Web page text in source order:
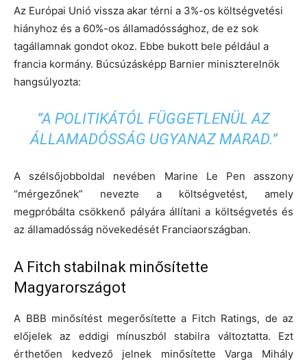
Az Európai Unió vissza akar térni a 3%-os költségvetési
hiányhoz és a 60%-os államadóssághoz, de ez sok
tagállamnak gondot okoz. Ebbe bukott bele például a
francia kormány. Búcsúzásképp Barnier miniszterelnök
hangsúlyozta:
”A POLITIKÁTÓL FÜGGETLENÜL AZ
ÁLLAMADÓSSÁG UGYANAZ MARAD.”
A szélsőjobboldal nevében Marine Le Pen asszony
“mérgezőnek” nevezte a költségvetést, amely
megpróbálta csökkenő pályára állítani a költségvetés és
az államadósság növekedését Franciaországban.
A Fitch stabilnak minősítette
Magyarországot
A BBB minősítést megerősítette a Fitch Ratings, de az
előjelek az eddigi mínuszból stabilra változtatta. Ezt
érthetően kedvező jelnek minősítette Varga Mihály